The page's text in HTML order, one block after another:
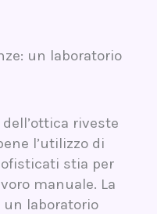
un laboratorio
riveste
l’utilizzo di
stia per
manuale. La
laboratorio